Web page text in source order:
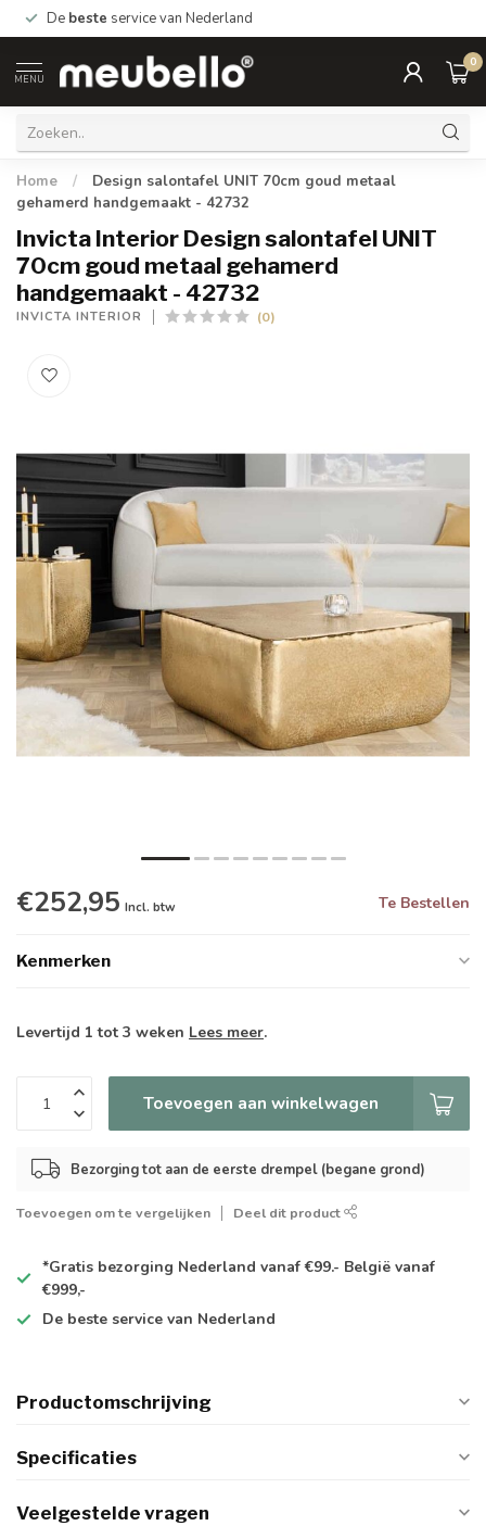
De beste service van Nederland
MENU
0
Home /
Design salontafel UNIT 70cm goud metaal
gehamerd handgemaakt - 42732
Invicta Interior Design salontafel UNIT
70cm goud metaal gehamerd
handgemaakt - 42732
INVICTA INTERIOR (0)
€252,95 Incl. btw Te Bestellen
Kenmerken
Levertijd 1 tot 3 weken Lees meer.
Toevoegen aan winkelwagen
Bezorging tot aan de eerste drempel (begane grond)
Toevoegen om te vergelijken Deel dit product
*Gratis bezorging Nederland vanaf €99.- België vanaf
€999,-
De beste service van Nederland
Productomschrijving
Specificaties
Veelgestelde vragen